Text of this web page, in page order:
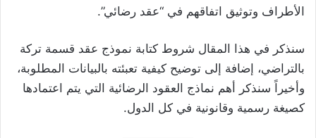
الأطراف وتوثيق اتفاقهم في “عقد رضائي”.
سنذكر في هذا المقال شروط كتابة نموذج عقد قسمة تركة
بالتراضي، إضافة إلى توضيح كيفية تعبئته بالبيانات المطلوبة،
وأخيراً سنذكر أهم نماذج العقود الرضائية التي يتم اعتمادها
كصيغة رسمية وقانونية في كل الدول.